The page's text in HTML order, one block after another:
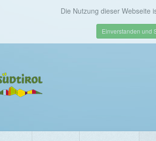
Die Nutzung dieser Webseite
Einverstanden und